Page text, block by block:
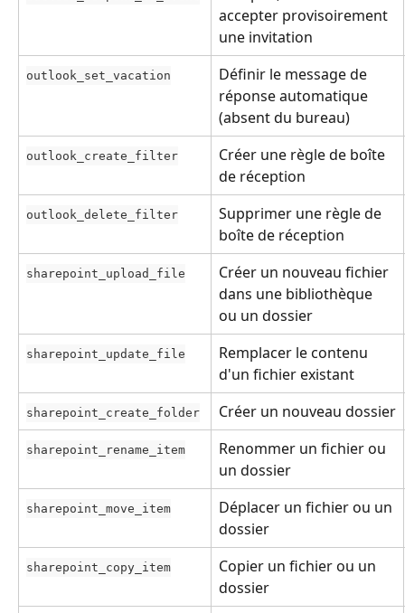
accepter provisoirement
une invitation
outlook_set_vacation
Définir le message de
réponse automatique
(absent du bureau)
outlook_create_filter
Créer une règle de boîte
de réception
outlook_delete_filter
Supprimer une règle de
boîte de réception
sharepoint_upload_file
Créer un nouveau fichier
dans une bibliothèque
ou un dossier
sharepoint_update_file
Remplacer le contenu
d'un fichier existant
sharepoint_create_folder Créer un nouveau dossier
sharepoint_rename_item
Renommer un fichier ou
un dossier
sharepoint_move_item
Déplacer un fichier ou un
dossier
sharepoint_copy_item
Copier un fichier ou un
dossier